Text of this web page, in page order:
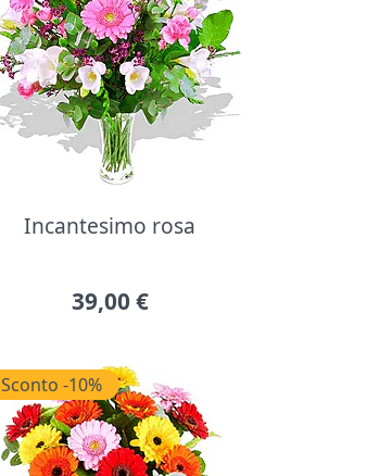
Incantesimo rosa
39,00 €
Sconto -10%